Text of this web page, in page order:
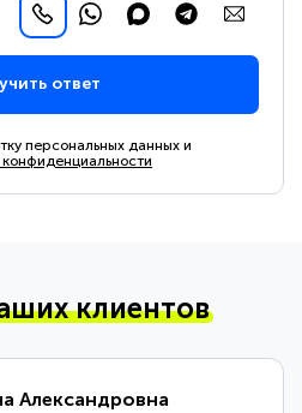
ответ
персональных данных и
клиентов
Александровна